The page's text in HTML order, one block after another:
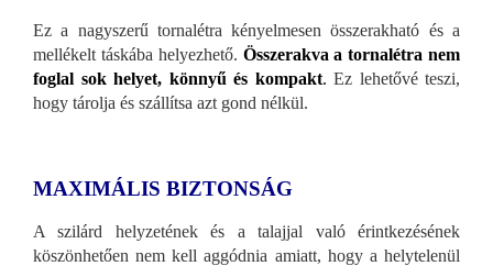
Ez a nagyszerű tornalétra kényelmesen összerakható és a
mellékelt táskába helyezhető. Összerakva a tornalétra nem
foglal sok helyet, könnyű és kompakt. Ez lehetővé teszi,
hogy tárolja és szállítsa azt gond nélkül.
MAXIMÁLIS BIZTONSÁG
A szilárd helyzetének és a talajjal való érintkezésének
köszönhetően nem kell aggódnia amiatt, hogy a helytelenül